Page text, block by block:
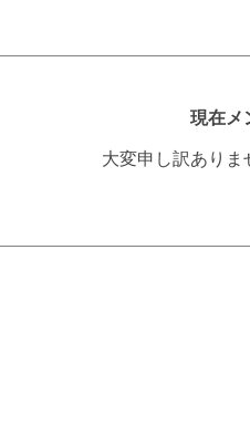
現在メ
大変申し訳あり